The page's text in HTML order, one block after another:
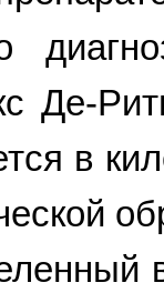
Де-
в